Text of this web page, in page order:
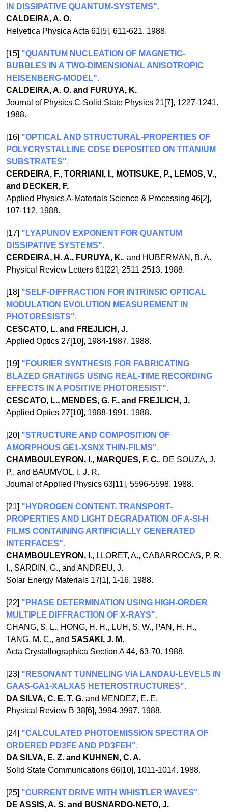
IN DISSIPATIVE QUANTUM-SYSTEMS".
CALDEIRA, A. O.
Helvetica Physica Acta 61[5], 611-621. 1988.
[15] "QUANTUM NUCLEATION OF MAGNETIC-
BUBBLES IN A TWO-DIMENSIONAL ANISOTROPIC
HEISENBERG-MODEL".
CALDEIRA, A. O. and FURUYA, K.
Journal of Physics C-Solid State Physics 21[7], 1227-1241.
1988.
[16] "OPTICAL AND STRUCTURAL-PROPERTIES OF
POLYCRYSTALLINE CDSE DEPOSITED ON TITANIUM
SUBSTRATES".
CERDEIRA, F., TORRIANI, I., MOTISUKE, P., LEMOS, V.,
and DECKER, F.
Applied Physics A-Materials Science & Processing 46[2],
107-112. 1988.
[17] "LYAPUNOV EXPONENT FOR QUANTUM
DISSIPATIVE SYSTEMS".
CERDEIRA, H. A., FURUYA, K., and HUBERMAN, B. A.
Physical Review Letters 61[22], 2511-2513. 1988.
[18] "SELF-DIFFRACTION FOR INTRINSIC OPTICAL
MODULATION EVOLUTION MEASUREMENT IN
PHOTORESISTS".
CESCATO, L. and FREJLICH, J.
Applied Optics 27[10], 1984-1987. 1988.
[19] "FOURIER SYNTHESIS FOR FABRICATING
BLAZED GRATINGS USING REAL-TIME RECORDING
EFFECTS IN A POSITIVE PHOTORESIST".
CESCATO, L., MENDES, G. F., and FREJLICH, J.
Applied Optics 27[10], 1988-1991. 1988.
[20] "STRUCTURE AND COMPOSITION OF
AMORPHOUS GE1-XSNX THIN-FILMS".
CHAMBOULEYRON, I., MARQUES, F. C., DE SOUZA, J.
P., and BAUMVOL, I. J. R.
Journal of Applied Physics 63[11], 5596-5598. 1988.
[21] "HYDROGEN CONTENT, TRANSPORT-
PROPERTIES AND LIGHT DEGRADATION OF A-SI-H
FILMS CONTAINING ARTIFICIALLY GENERATED
INTERFACES".
CHAMBOULEYRON, I., LLORET, A., CABARROCAS, P. R.
I., SARDIN, G., and ANDREU, J.
Solar Energy Materials 17[1], 1-16. 1988.
[22] "PHASE DETERMINATION USING HIGH-ORDER
MULTIPLE DIFFRACTION OF X-RAYS".
CHANG, S. L., HONG, H. H., LUH, S. W., PAN, H. H.,
TANG, M. C., and SASAKI, J. M.
Acta Crystallographica Section A 44, 63-70. 1988.
[23] "RESONANT TUNNELING VIA LANDAU-LEVELS IN
GAAS-GA1-XALXAS HETEROSTRUCTURES".
DA SILVA, C. E. T. G. and MENDEZ, E. E.
Physical Review B 38[6], 3994-3997. 1988.
[24] "CALCULATED PHOTOEMISSION SPECTRA OF
ORDERED PD3FE AND PD3FEH".
DA SILVA, E. Z. and KUHNEN, C. A.
Solid State Communications 66[10], 1011-1014. 1988.
[25] "CURRENT DRIVE WITH WHISTLER WAVES".
DE ASSIS, A. S. and BUSNARDO-NETO, J.